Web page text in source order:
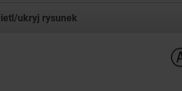
ukryj rysunek